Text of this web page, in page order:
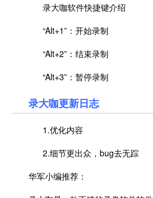
录大咖软件快捷键介绍
“Alt+1”：开始录制
“Alt+2”：结束录制
“Alt+3”：暂停录制
录大咖更新日志
1.优化内容
2.细节更出众，bug去无踪
华军小编推荐：